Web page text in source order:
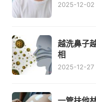
2025-12-02
越洗鼻子
相
2025-12-27